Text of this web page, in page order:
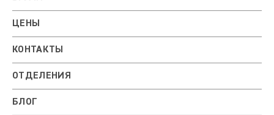
ЦЕНЫ
КОНТАКТЫ
ОТДЕЛЕНИЯ
БЛОГ